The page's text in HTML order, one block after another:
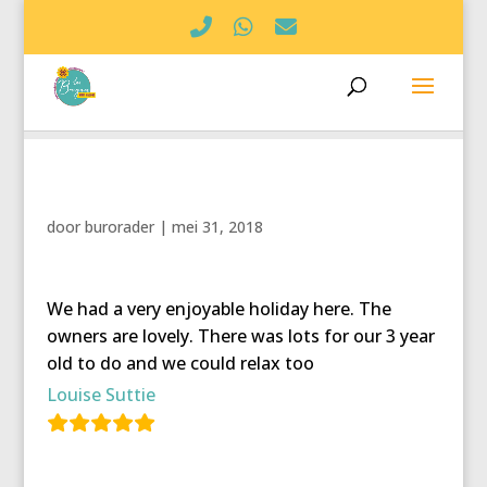
door burorader| mei 31, 2018
We had a very enjoyable holiday here. The
owners are lovely. There was lots for our 3 year
old to do and we could relax too
Louise Suttie